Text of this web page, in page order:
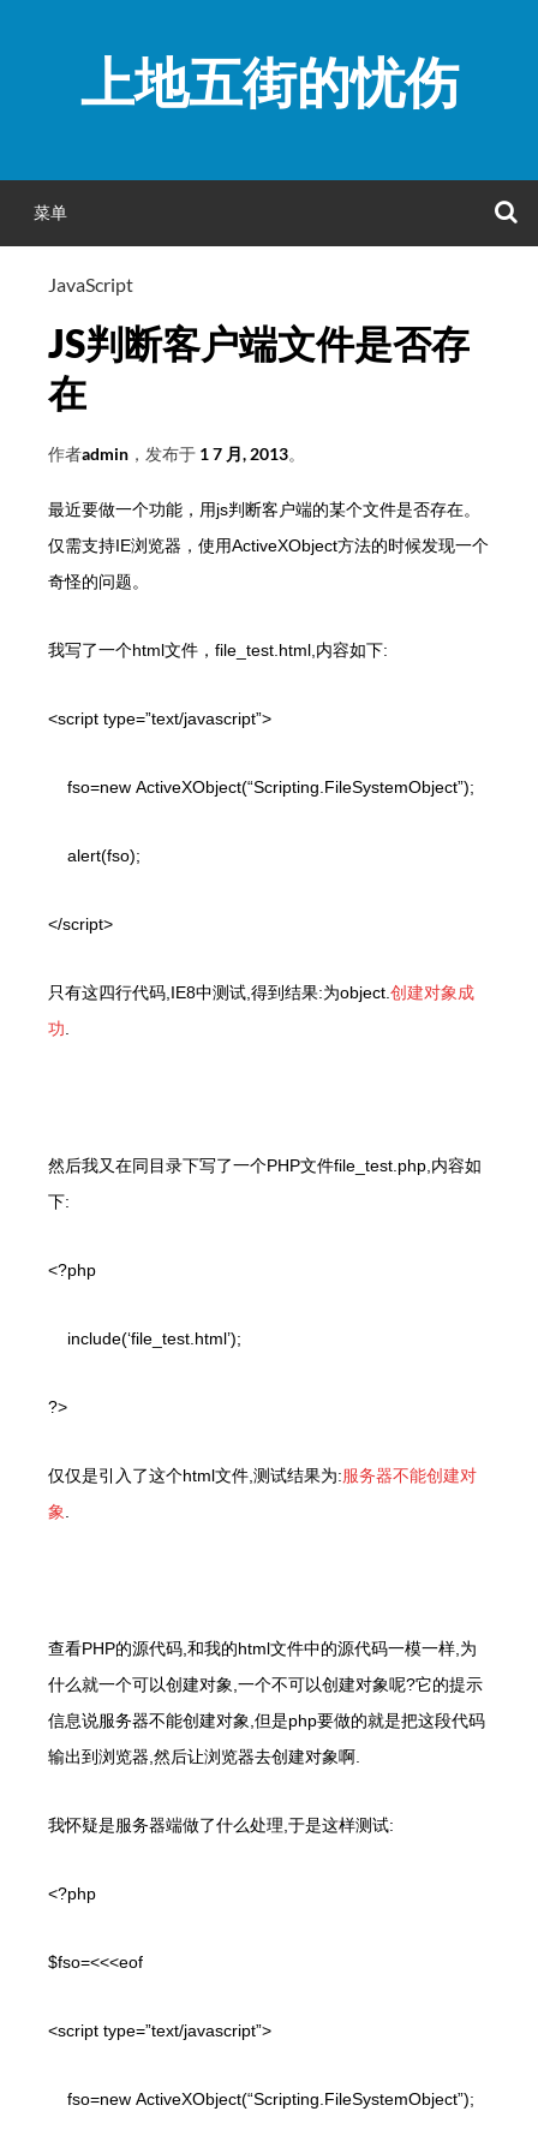
上地五街的忧伤
菜单
JavaScript
JS判断客户端文件是否存
在
作者admin ，发布于 1 7 月, 2013。
最近要做一个功能，用js判断客户端的某个文件是否存在。
仅需支持IE浏览器，使用ActiveXObject方法的时候发现一个
奇怪的问题。
我写了一个html文件， file_test.html,内容如下:
<script type=”text/javascript”>
fso=new ActiveXObject(“Scripting.FileSystemObject”);
alert(fso);
</script>
只有这四行代码,IE8中测试,得到结果:为object.创建对象成
功.
然后我又在同目录下写了一个PHP文件file_test.php,内容如
下:
<?php
include(‘file_test.html’);
?>
仅仅是引入了这个html文件,测试结果为:服务器不能创建对
象.
查看PHP的源代码,和我的html文件中的源代码一模一样,为
什么就一个可以创建对象,一个不可以创建对象呢?它的提示
信息说服务器不能创建对象,但是php要做的就是把这段代码
输出到浏览器,然后让浏览器去创建对象啊.
我怀疑是服务器端做了什么处理,于是这样测试:
<?php
$fso=<<<eof
<script type=”text/javascript”>
fso=new ActiveXObject(“Scripting.FileSystemObject”);